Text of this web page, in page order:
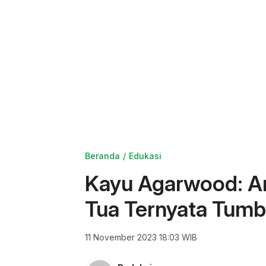
Beranda Edukasi
Kayu Agarwood:
Tua Ternyata
11 November 2023 18:03 WIB